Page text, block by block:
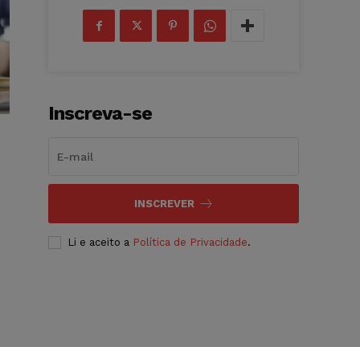
Inscreva-se
INSCREVER
Li e aceito a Política de Privacidade.